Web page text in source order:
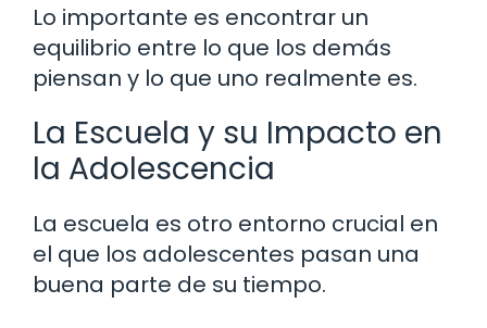
Lo importante es encontrar un
equilibrio entre lo que los demás
piensan y lo que uno realmente es.
La Escuela y su Impacto en
la Adolescencia
La escuela es otro entorno crucial en
el que los adolescentes pasan una
buena parte de su tiempo.